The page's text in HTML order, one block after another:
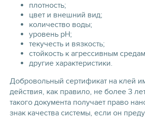
плотность;
цвет и внешний вид;
количество воды;
уровень pH;
текучесть и вязкость;
стойкость к агрессивным
другие характеристики.
Добровольный сертификат на клей
действия, как правило, не более 3
такого документа получает право
знак качества системы, если он